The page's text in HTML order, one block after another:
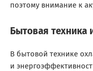
поэтому внимание к
Бытовая техника
В бытовой технике
и